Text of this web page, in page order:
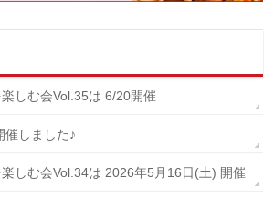
しむ会Vol.35は 6/20開催
催しました♪
しむ会Vol.34は 2026年5月16日(土) 開催